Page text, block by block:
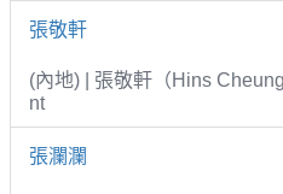
張敬軒
(內地) | 張敬軒（Hins
nt
張瀾瀾